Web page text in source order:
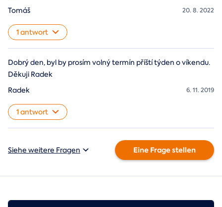
20. 8. 2022
Tomáš
1 antwort
Dobrý den, byl by prosím volný termín příští týden o víkendu.
Děkuji Radek
6. 11. 2019
Radek
1 antwort
Siehe weitere Fragen Eine Frage stellen